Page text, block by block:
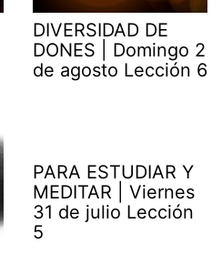
DIVERSIDAD DE
DONES | Domingo 2
de agosto Lección 6
PARA ESTUDIAR Y
MEDITAR | Viernes
31 de julio Lección
5